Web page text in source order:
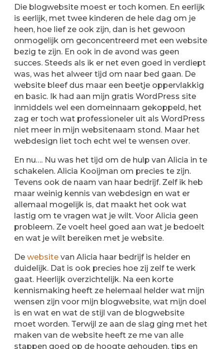
Die blogwebsite moest er toch komen. En eerlijk
is eerlijk, met twee kinderen de hele dag om je
heen, hoe lief ze ook zijn, dan is het gewoon
onmogelijk om geconcentreerd met een website
bezig te zijn. En ook in de avond was geen
succes. Steeds als ik er net even goed in verdiept
was, was het alweer tijd om naar bed gaan. De
website bleef dus maar een beetje oppervlakkig
en basic. Ik had aan mijn gratis WordPress site
inmiddels wel een domeinnaam gekoppeld, het
zag er toch wat professioneler uit als WordPress
niet meer in mijn websitenaam stond. Maar het
webdesign liet toch echt wel te wensen over.
En nu…. Nu was het tijd om de hulp van Alicia in te
schakelen. Alicia Kooijman om precies te zijn.
Tevens ook de naam van haar bedrijf. Zelf ik heb
maar weinig kennis van webdesign en wat er
allemaal mogelijk is, dat maakt het ook wat
lastig om te vragen wat je wilt. Voor Alicia geen
probleem. Ze voelt heel goed aan wat je bedoelt
en wat je wilt bereiken met je website.
De website van Alicia haar bedrijf is helder en
duidelijk. Dat is ook precies hoe zij zelf te werk
gaat. Heerlijk overzichtelijk. Na een korte
kennismaking heeft ze helemaal helder wat mijn
wensen zijn voor mijn blogwebsite, wat mijn doel
is en wat en wat de stijl van de blogwebsite
moet worden. Terwijl ze aan de slag ging met het
maken van de website heeft ze me van alle
stappen goed op de hoogte gehouden, tips en